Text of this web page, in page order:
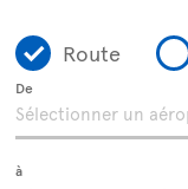
Route
De
à